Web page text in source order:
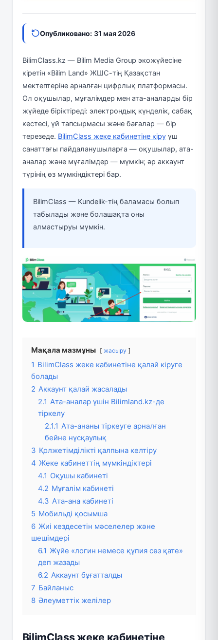
Опубликовано: 31 мая 2026
BilimClass.kz — Bilim Media Group экожүйесіне
кіретін «Bilim Land» ЖШС-тің Қазақстан
мектептеріне арналған цифрлық платформасы.
Ол оқушылар, мұғалімдер мен ата-аналарды бір
жүйеде біріктіреді: электрондық күнделік, сабақ
кестесі, үй тапсырмасы және бағалар — бір
терезеде. BilimClass жеке кабинетіне кіруүш
санаттағы пайдаланушыларға — оқушылар, ата-
аналар және мұғалімдер — мүмкін; әр аккаунт
түрінің өз мүмкіндіктері бар.
BilimClass — Kundelik-тің баламасы болып
табылады және болашақта оны
алмастыруы мүмкін.
Мақала мазмұны жасыру
1 BilimClass жеке кабинетіне қалай кіруге
болады
2 Аккаунт қалай жасалады
2.1 Ата-аналар үшін Bilimland.kz-де
тіркелу
2.1.1 Ата-ананы тіркеуге арналған
бейне нұсқаулық
3 Қолжетімділікті қалпына келтіру
4 Жеке кабинеттің мүмкіндіктері
4.1 Оқушы кабинеті
4.2 Мұғалім кабинеті
4.3 Ата-ана кабинеті
5 Мобильді қосымша
6 Жиі кездесетін мәселелер және
шешімдері
6.1 Жүйе «логин немесе құпия сөз қате»
деп жазады
6.2 Аккаунт бұғатталды
7 Байланыс
8 Әлеуметтік желілер
BilimClass жеке кабинетіне